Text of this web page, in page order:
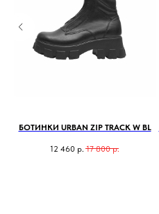
БОТИНКИ URBAN ZIP TRACK W BL
12 460 р. 17 800 р.